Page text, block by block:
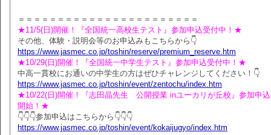
＝＝＝＝＝＝＝＝＝＝＝＝＝＝＝＝＝＝＝＝＝＝＝
★11/5(日)開催！『全国統一高校生テスト』参加申込受付中！★
その他、体験・説明会等のお申込みもこちらから👇
https://www.jasmec.co.jp/toshin/reserve/premium_reserve.htm
★10/29(日)開催！『全国統一中学生テスト』参加申込受付中！★
中高一貫校にお通いの中学生の方はぜひチャレンジしてください！👇
https://www.jasmec.co.jp/toshin/event/zentochu/index.htm
★10/22(日)開催！『志田晶先生 公開授業 inユーカリが丘校』参加申
開始！★
👇👇👇参加申込はこちらから👇👇👇
https://www.jasmec.co.jp/toshin/event/kokaijugyo/index.htm